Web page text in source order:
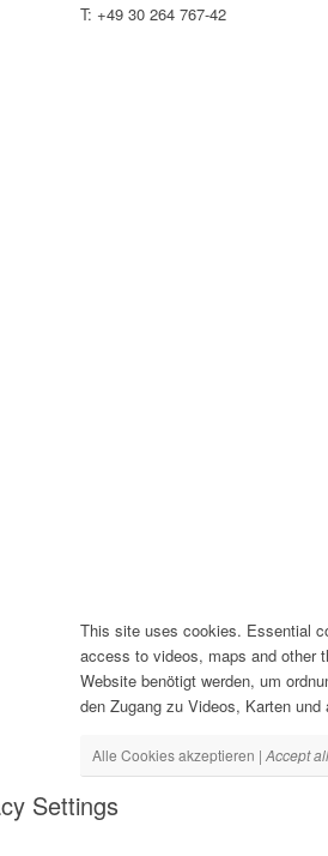
T: +49 30 264 767-42
This site uses cookies. Essential
access to videos, maps and other
Website benötigt werden, um
den Zugang zu Videos, Karten und
Alle Cookies akzeptieren | Accept all
Settings